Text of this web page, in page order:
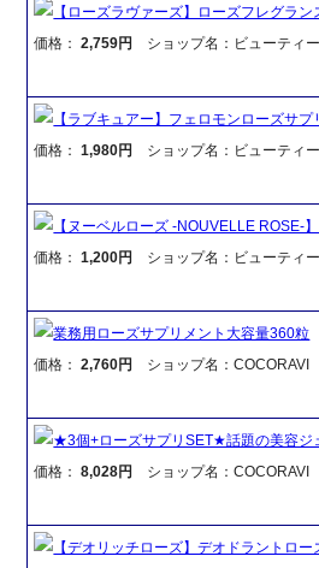
【ローズラヴァーズ】ローズフレグラン
価格：2,759円 ショップ名：ビューティ
【ラブキュアー】フェロモンローズサプ
価格：1,980円 ショップ名：ビューティ
【ヌーベルローズ -NOUVELLE ROSE-
価格：1,200円 ショップ名：ビューティ
業務用ローズサプリメント大容量360粒
価格：2,760円 ショップ名：COCORAVI
★3個+ローズサプリSET★話題の美容ジ
価格：8,028円 ショップ名：COCORAVI
【デオリッチローズ】デオドラントロー